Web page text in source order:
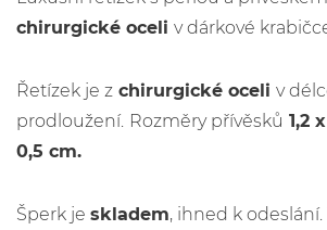
chirurgické oceli v dárkové
Řetízek je z chirurgické oceli v
prodloužení. Rozměry přívěsků 1,2
0,5 cm.
Šperk je skladem, ihned k odeslání.